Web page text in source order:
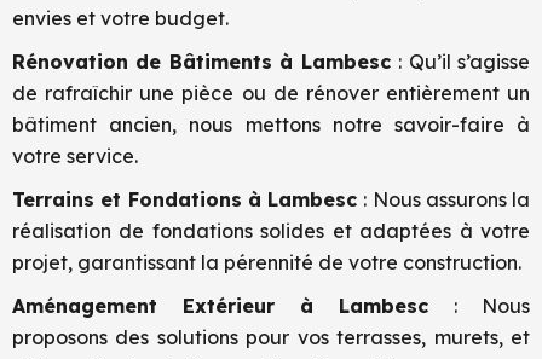
envies et votre budget.
Rénovation de Bâtiments à Lambesc : Qu’il s’agisse
de rafraîchir une pièce ou de rénover entièrement un
bâtiment ancien, nous mettons notre savoir-faire à
votre service.
Terrains et Fondations à Lambesc : Nous assurons la
réalisation de fondations solides et adaptées à votre
projet, garantissant la pérennité de votre construction.
Aménagement Extérieur à Lambesc : Nous
proposons des solutions pour vos terrasses, murets, et